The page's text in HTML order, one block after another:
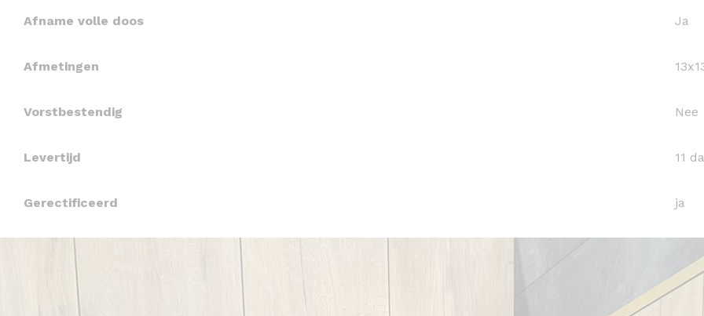
Afname volle doos Ja
Afmetingen
Vorstbestendig Nee
Levertijd 11
Gerectificeerd ja